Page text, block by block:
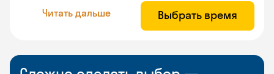
Читать дальше Выбрать время